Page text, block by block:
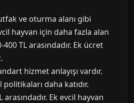
ve oturma alanı gibi
hayvan için daha fazla alan
400 TL arasındadır. Ek ücret
hizmet anlayışı vardır.
daha katıdır.
arasındadır. Ek evcil hayvan